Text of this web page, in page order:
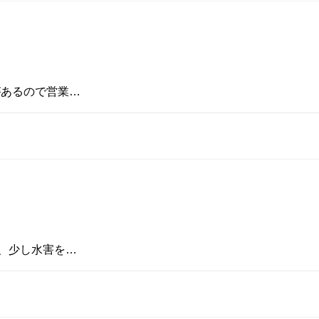
るので営業…
少し水害を…